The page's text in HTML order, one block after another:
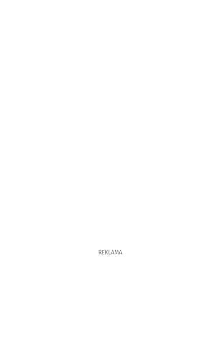
REKLAMA